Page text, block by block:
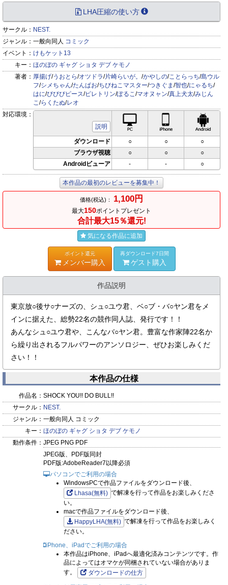
LHA圧縮の使い方
サークル： NEST.
ジャンル： 一般向同人 コミック
イベント： けもケット13
キー： ほのぼの ギャグ ショタ デブ ケモノ
著者： 厚揚げ/うおとら/オツドラ/片崎らいが。 /かやしの/ことらっち/島ウル
フ/シメちゃん/たんぱお/ちびねこマスター/つきぐま /智也/にゃるち/
はに/ぴぴぴピース/ピレトリン/ぽるこ/マオヌャン/真上犬太/みじん
こ/らくたぬ/レオ
対応環境：
説明
iPhone対応
ダウンロード ○ ○
○
ブラウザ視聴
○ ○
○
Androidビューア
- - ○
本作品の最初のレビューを募集中！
価格(税込)： 1,100円
最大150ポイントプレゼント
合計最大15％還元!
気になる作品に追加
ポイント還元
メンバー購入
再ダウンロード7日間
ゲスト購入
作品説明
東京放○後サ○ナーズの、シュ○ユウ君、ベ○ブ・バ○ヤン君をメ
インに据えた、総勢22名の競作同人誌、発行です！！
あんなシュ○ユウ君や、こんなバ○ヤン君。豊富な作家陣22名か
ら繰り出されるフルパワーのアンソロジー、ぜひお楽しみくだ
さい！！
本作品の仕様
作品名： SHOCK YOU!! DO BULL!!
サークル： NEST.
ジャンル： 一般向同人 コミック
キー： ほのぼの ギャグ ショタ デブ ケモノ
動作条件： JPEG PNG PDF
JPEG版、PDF版同封
PDF版:AdobeReader7以降必須
パソコンでご利用の場合
WindowsPCで作品ファイルをダウンロード後、
Lhasa(無料) で解凍を行って作品をお楽しみくださ
い。
macで作品ファイルをダウンロード後、
HappyLHA(無料) で解凍を行って作品をお楽しみく
ださい。
iPhone、iPadでご利用の場合
本作品はiPhone、iPadへ最適化済みコンテンツです。作
品によってはオマケが同梱されていない場合がありま
す。
ダウンロードの仕方